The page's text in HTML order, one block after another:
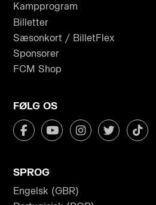
Kampprogram
Billetter
Sæsonkort / BilletFlex
Sponsorer
FCM Shop
FØLG OS
SPROG
Engelsk (GBR)